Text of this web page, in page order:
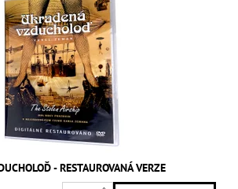
- RESTAUROVANÁ VERZE